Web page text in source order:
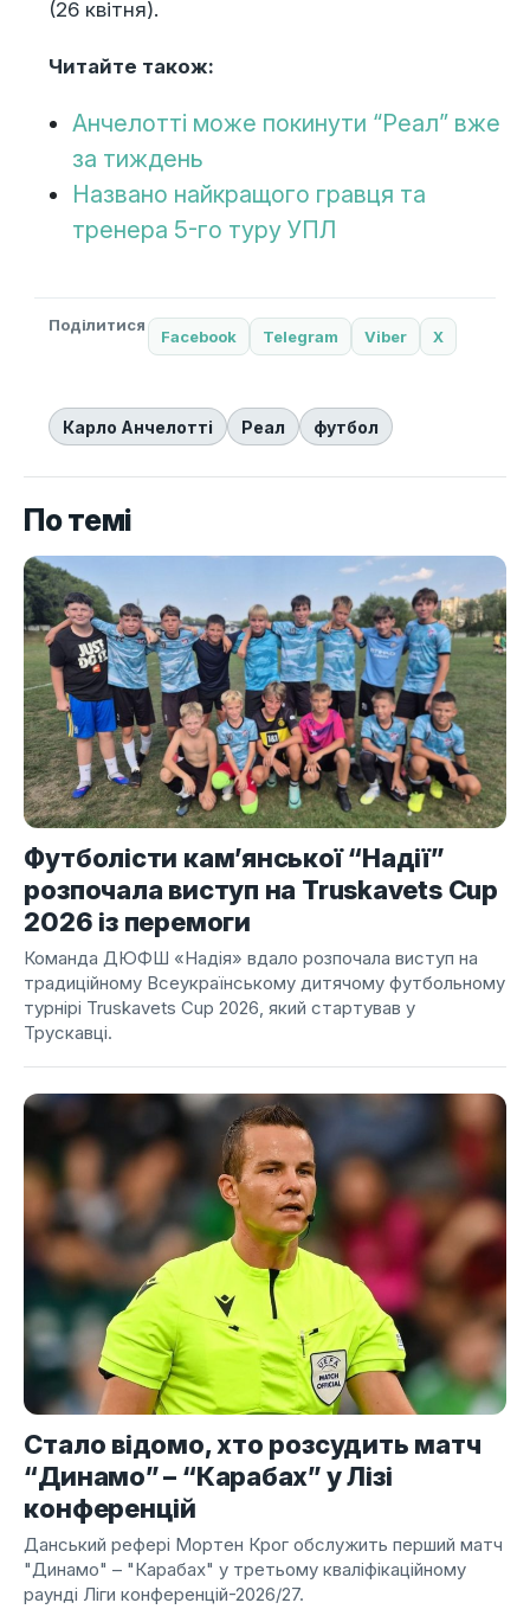
(26 квітня).
Читайте також:
Анчелотті може покинути “Реал” вже
за тиждень
Названо найкращого гравця та
тренера 5-го туру УПЛ
Поділитися
Facebook Telegram Viber X
Карло Анчелотті Реал футбол
По темі
Футболісти кам’янської “Надії”
розпочала виступ на Truskavets Cup
2026 із перемоги
Команда ДЮФШ «Надія» вдало розпочала виступ на
традиційному Всеукраїнському дитячому футбольному
турнірі Truskavets Cup 2026, який стартував у
Трускавці.
Стало відомо, хто розсудить матч
“Динамо” – “Карабах” у Лізі
конференцій
Данський рефері Мортен Крог обслужить перший матч
"Динамо" – "Карабах" у третьому кваліфікаційному
раунді Ліги конференцій-2026/27.